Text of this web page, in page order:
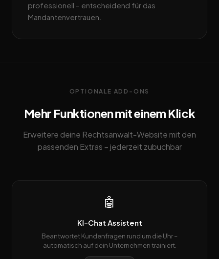
professionell – entscheidend für das
Mandantenvertrauen.
OPTIONALE ADD-ONS
Mehr Funktionen mit einem Klick
Erweitere deine Rechtsanwalt-Website mit den
passenden Extras – jederzeit zubuchbar
🤖
KI-Chat Assistent
Beantwortet Kundenfragen rund um die Uhr –
automatisch auf dein Unternehmen trainiert.